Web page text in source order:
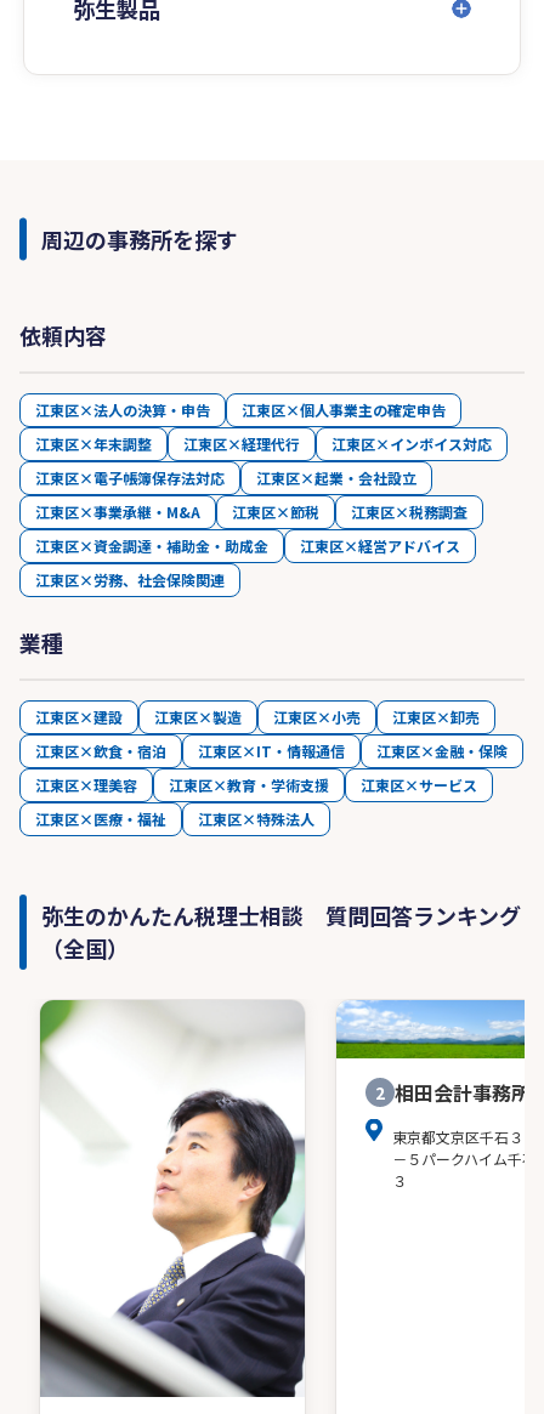
弥生製品
周辺の事務所を探す
依頼内容
江東区×法人の決算・申告
江東区×個人事業主の確定申告
江東区×年末調整
江東区×経理代行
江東区×インボイス対応
江東区×電子帳簿保存法対応
江東区×起業・会社設立
江東区×事業承継・M&A
江東区×節税
江東区×税務調査
江東区×資金調達・補助金・助成金
江東区×経営アドバイス
江東区×労務、社会保険関連
業種
江東区×建設 江東区×製造 江東区×小売
江東区×卸売
江東区×飲食・宿泊
江東区×IT・情報通信
江東区×金融・保険
江東区×理美容
江東区×教育・学術支援
江東区×サービス
江東区×医療・福祉
江東区×特殊法人
弥生のかんたん税理士相談 質問回答ランキング
（全国）
2 相田会計事務所
東京都文京区千石３－
－５パークハイム千石
３